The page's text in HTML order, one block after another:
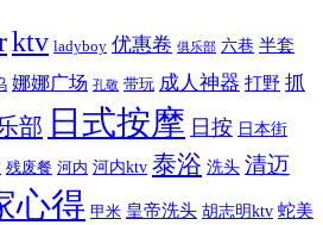
ktv ladyboy 优惠卷 俱乐部 六巷 半套
娜娜广场 孔敬 带玩 成人神器 打野 抓
部 日式按摩 日按 日本街
残废餐 河内 河内ktv 泰浴 洗头 清迈
心得 甲米 皇帝洗头 胡志明ktv 蛇美